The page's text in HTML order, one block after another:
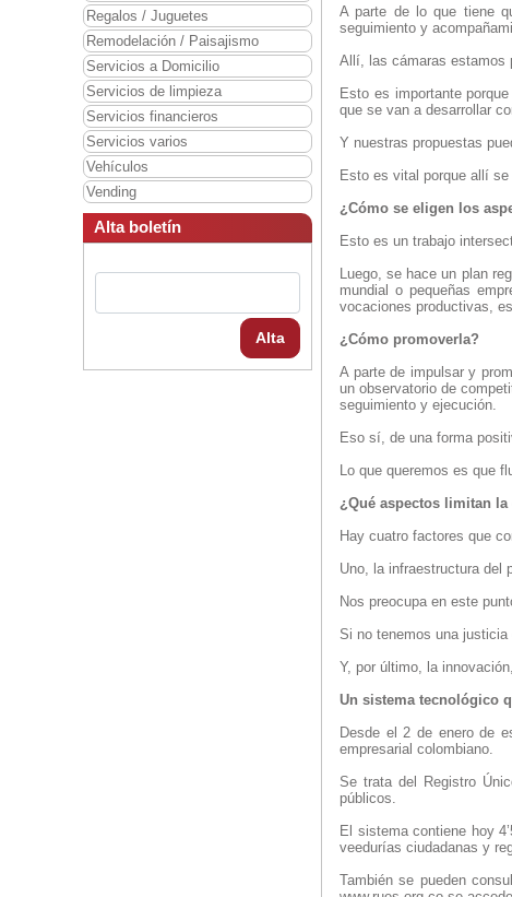
Regalos / Juguetes
Remodelación / Paisajismo
Servicios a Domicilio
Servicios de limpieza
Servicios financieros
Servicios varios
Vehículos
Vending
Alta boletín
Alta
A parte de lo que tiene
seguimiento y
Allí, las cámaras estamos
Esto es importante
que se van a desarrollar
Y nuestras propuestas
Esto es vital porque allí
¿Cómo se eligen los
Esto es un trabajo
Luego, se hace un plan
mundial o pequeñas
vocaciones productivas,
¿Cómo promoverla?
A parte de impulsar y
un observatorio de
seguimiento y ejecución.
Eso sí, de una forma
Lo que queremos es que
¿Qué aspectos limitan
Hay cuatro factores que
Uno, la infraestructura del
Nos preocupa en este
Si no tenemos una
Y, por último, la
Un sistema tecnológico
Desde el 2 de enero de
empresarial colombiano.
Se trata del Registro
públicos.
El sistema contiene hoy
veedurías ciudadanas y
También se pueden